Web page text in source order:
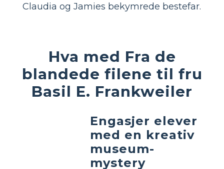
Claudia og Jamies bekymrede bestefar.
Hva med Fra de
blandede filene til fru
Basil E. Frankweiler
Engasjer elever
med en kreativ
museum-
mystery